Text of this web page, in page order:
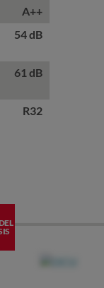
A++
54 dB
61 dB
R32